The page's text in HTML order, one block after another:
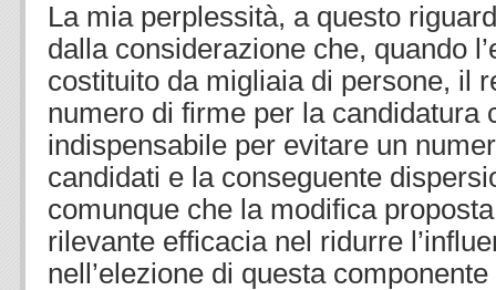
La mia perplessità, a questo
dalla considerazione che, quando
costituito da migliaia di persone, il
numero di firme per la candidatura
indispensabile per evitare un
candidati e la conseguente
comunque che la modifica
rilevante efficacia nel ridurre
nell’elezione di questa